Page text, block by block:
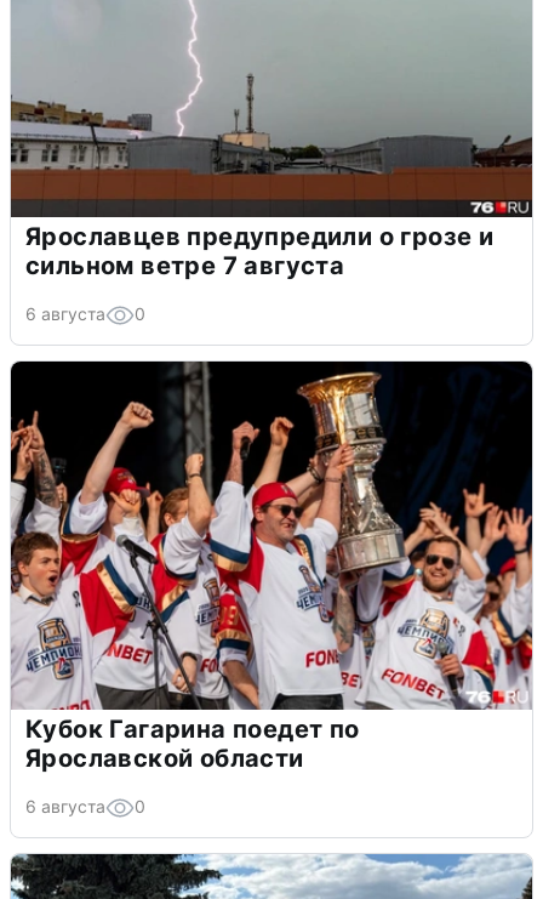
Ярославцев предупредили о грозе и
сильном ветре 7 августа
6 августа 0
Кубок Гагарина поедет по
Ярославской области
6 августа 0